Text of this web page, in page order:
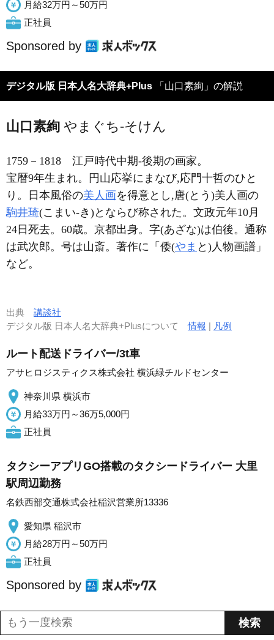
月給32万円～50万円
正社員
Sponsored by
デジタル版 日本人名大辞典+Plus 「山口素絢」の解説
山口素絢 やまぐち-そけん
1759－1818 江戸時代中期-後期の画家。
宝暦9年生まれ。円山応挙にまなび,応門十哲のひと
り。日本風俗の美人画を得意とし,唐(とう)美人画の
駒井琦(こまい-き)とならび称された。文政元年10月
24日死去。60歳。京都出身。字(あざな)は伯後。通称
は武次郎。号は山斎。著作に「倭(やま と)人物画譜」
など。
出典 講談社
デジタル版 日本人名大辞典+Plusについて情報 | 凡例
ルート配送ドライバー/3t車
アサヒロジスティクス株式会社 横浜緑チルドセンター
神奈川県 横浜市
月給33万円～36万5,000円
正社員
タクシーアプリGO搭載のタクシードライバー 大里
駅周辺勤務
名鉄西部交通株式会社稲沢営業所13336
愛知県 稲沢市
月給28万円～50万円
正社員
Sponsored by